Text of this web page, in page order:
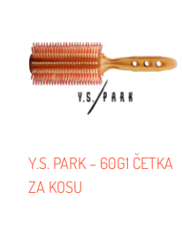
Y.S. PARK – 60G1 ČETKA
ZA KOSU